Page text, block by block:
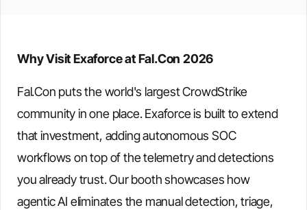
Why Visit Exaforce at Fal.Con 2026
Fal.Con puts the world's largest CrowdStrike
community in one place. Exaforce is built to extend
that investment, adding autonomous SOC
workflows on top of the telemetry and detections
you already trust. Our booth showcases how
agentic AI eliminates the manual detection, triage,